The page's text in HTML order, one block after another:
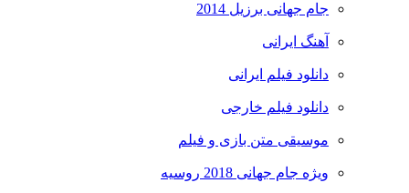
جام جهانی برزیل 2014
آهنگ ایرانی
دانلود فیلم ایرانی
دانلود فیلم خارجی
موسیقی متن بازی و فیلم
ویژه جام جهانی 2018 روسیه